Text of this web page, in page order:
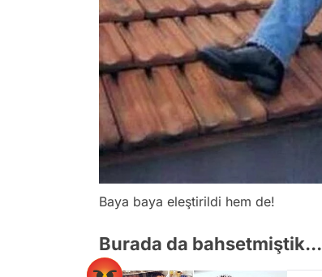
Baya baya eleştirildi hem de!
Burada da bahsetmiştik...